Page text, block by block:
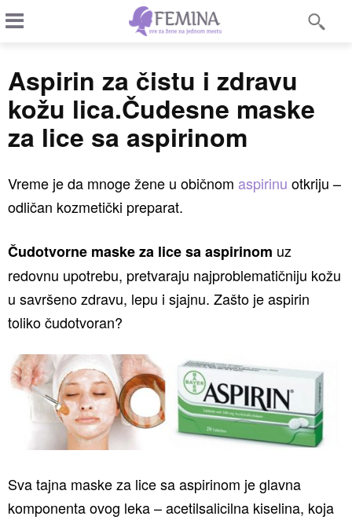
Aspirin za čistu i zdravu
kožu lica.Čudesne maske
za lice sa aspirinom
Vreme je da mnoge žene u običnom aspirinu otkriju –
odličan kozmetički preparat.
Čudotvorne maske za lice sa aspirinom uz
redovnu upotrebu, pretvaraju najproblematičniju kožu
u savršeno zdravu, lepu i sjajnu. Zašto je aspirin
toliko čudotvoran?
Sva tajna maske za lice sa aspirinom je glavna
komponenta ovog leka – acetilsalicilna kiselina, koja